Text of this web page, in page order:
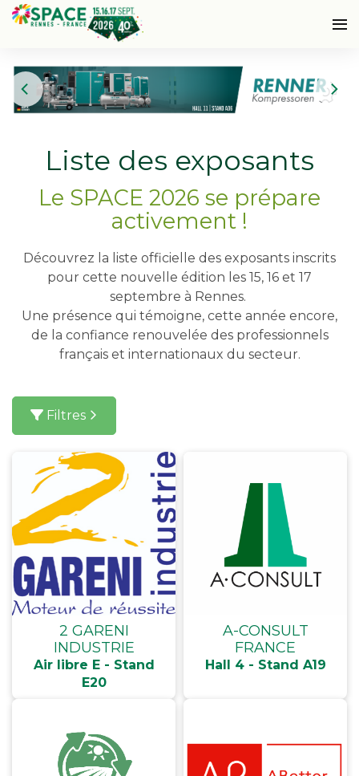
Liste des exposants
Le SPACE 2026 se prépare
activement !
Découvrez la liste officielle des exposants inscrits
pour cette nouvelle édition les 15, 16 et 17
septembre à Rennes.
Une présence qui témoigne, cette année encore,
de la confiance renouvelée des professionnels
français et internationaux du secteur.
Filtres
2 GARENI
INDUSTRIE
Air libre E - Stand
E20
A-CONSULT
FRANCE
Hall 4 - Stand A19